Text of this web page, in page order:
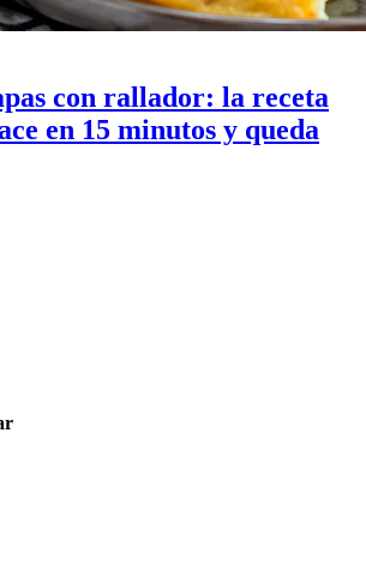
con rallador: la receta
en 15 minutos y queda